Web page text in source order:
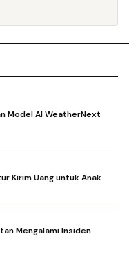
Model AI WeatherNext
Kirim Uang untuk Anak
Mengalami Insiden